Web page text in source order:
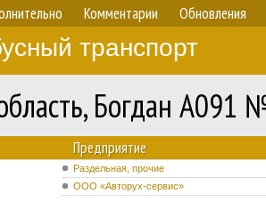
Комментарии Обновления
транспорт
Богдан А091
Предприятие
Раздельная, прочие
ООО «Авторух-сервис»